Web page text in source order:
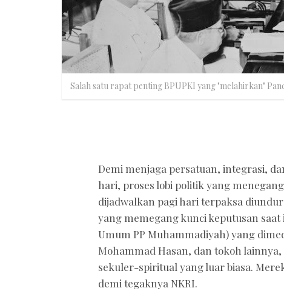
Salah satu rapat penting BPUPKI yang "melahirkan"
Demi menjaga persatuan, integrasi,
hari, proses lobi politik yang
dijadwalkan pagi hari terpaksa
yang memegang kunci keputusan
Umum PP Muhammadiyah) yang
Mohammad Hasan, dan tokoh
sekuler-spiritual yang luar biasa.
demi tegaknya NKRI.